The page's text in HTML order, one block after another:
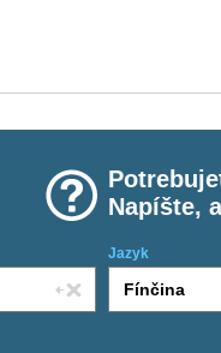
Napíšte,
Jazyk